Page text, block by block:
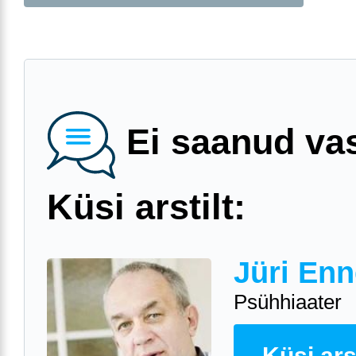
Ei saanud
Küsi arstilt:
Jüri
Psühhiaater